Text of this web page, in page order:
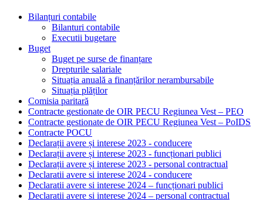
Bilanțuri contabile
Bilanturi contabile
Executii bugetare
Buget
Buget pe surse de finanțare
Drepturile salariale
Situația anuală a finanțărilor nerambursabile
Situația plăților
Comisia paritară
Contracte gestionate de OIR PECU Regiunea Vest – PEO
Contracte gestionate de OIR PECU Regiunea Vest – PoIDS
Contracte POCU
Declarații avere și interese 2023 - conducere
Declarații avere și interese 2023 - funcționari publici
Declarații avere și interese 2023 - personal contractual
Declaratii avere si interese 2024 - conducere
Declaratii avere si interese 2024 – funcționari publici
Declaratii avere si interese 2024 – personal contractual